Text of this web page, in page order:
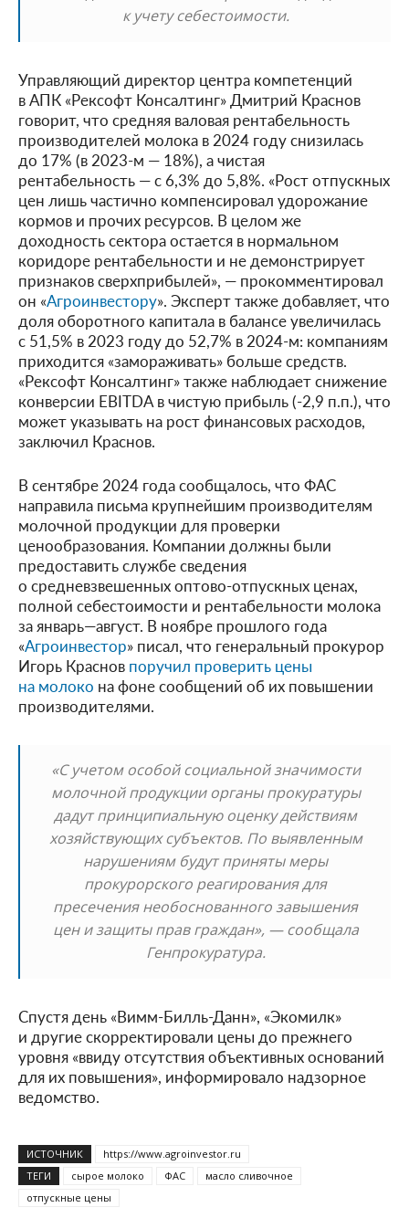
к учету себестоимости.
Управляющий директор центра компетенций
в АПК «Рексофт Консалтинг» Дмитрий Краснов
говорит, что средняя валовая рентабельность
производителей молока в 2024 году снизилась
до 17% (в 2023-м — 18%), а чистая
рентабельность — с 6,3% до 5,8%. «Рост отпускных
цен лишь частично компенсировал удорожание
кормов и прочих ресурсов. В целом же
доходность сектора остается в нормальном
коридоре рентабельности и не демонстрирует
признаков сверхприбылей», — прокомментировал
он «Агроинвестору». Эксперт также добавляет, что
доля оборотного капитала в балансе увеличилась
с 51,5% в 2023 году до 52,7% в 2024-м: компаниям
приходится «замораживать» больше средств.
«Рексофт Консалтинг» также наблюдает снижение
конверсии EBITDA в чистую прибыль (-2,9 п.п.), что
может указывать на рост финансовых расходов,
заключил Краснов.
В сентябре 2024 года сообщалось, что ФАС
направила письма крупнейшим производителям
молочной продукции для проверки
ценообразования. Компании должны были
предоставить службе сведения
о средневзвешенных оптово-отпускных ценах,
полной себестоимости и рентабельности молока
за январь—август. В ноябре прошлого года
«Агроинвестор» писал, что генеральный прокурор
Игорь Краснов поручил проверить цены
на молоко на фоне сообщений об их повышении
производителями.
«С учетом особой социальной значимости
молочной продукции органы прокуратуры
дадут принципиальную оценку действиям
хозяйствующих субъектов. По выявленным
нарушениям будут приняты меры
прокурорского реагирования для
пресечения необоснованного завышения
цен и защиты прав граждан», — сообщала
Генпрокуратура.
Спустя день «Вимм-Билль-Данн», «Экомилк»
и другие скорректировали цены до прежнего
уровня «ввиду отсутствия объективных оснований
для их повышения», информировало надзорное
ведомство.
ИСТОЧНИК
https://www.agroinvestor.ru
ТЕГИ
сырое молоко ФАС
масло сливочное
отпускные цены